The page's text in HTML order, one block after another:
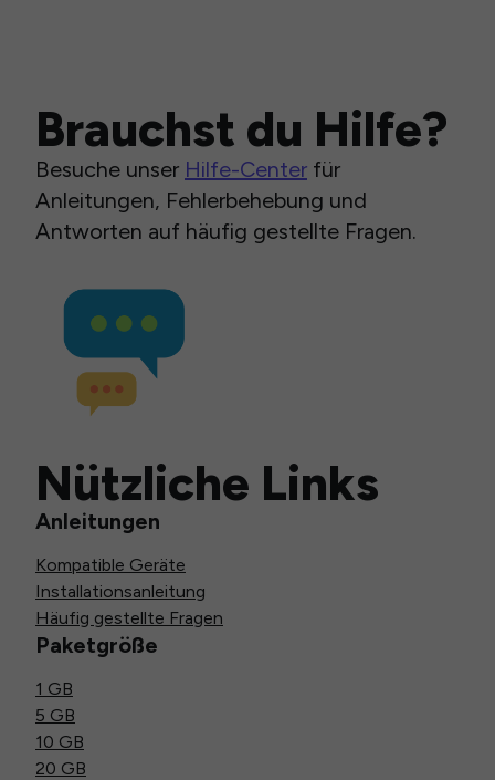
Brauchst du Hilfe?
Besuche unser Hilfe-Center für
Anleitungen, Fehlerbehebung und
Antworten auf häufig gestellte Fragen.
Nützliche Links
Anleitungen
Kompatible Geräte
Installationsanleitung
Häufig gestellte Fragen
Paketgröße
1 GB
5 GB
10 GB
20 GB